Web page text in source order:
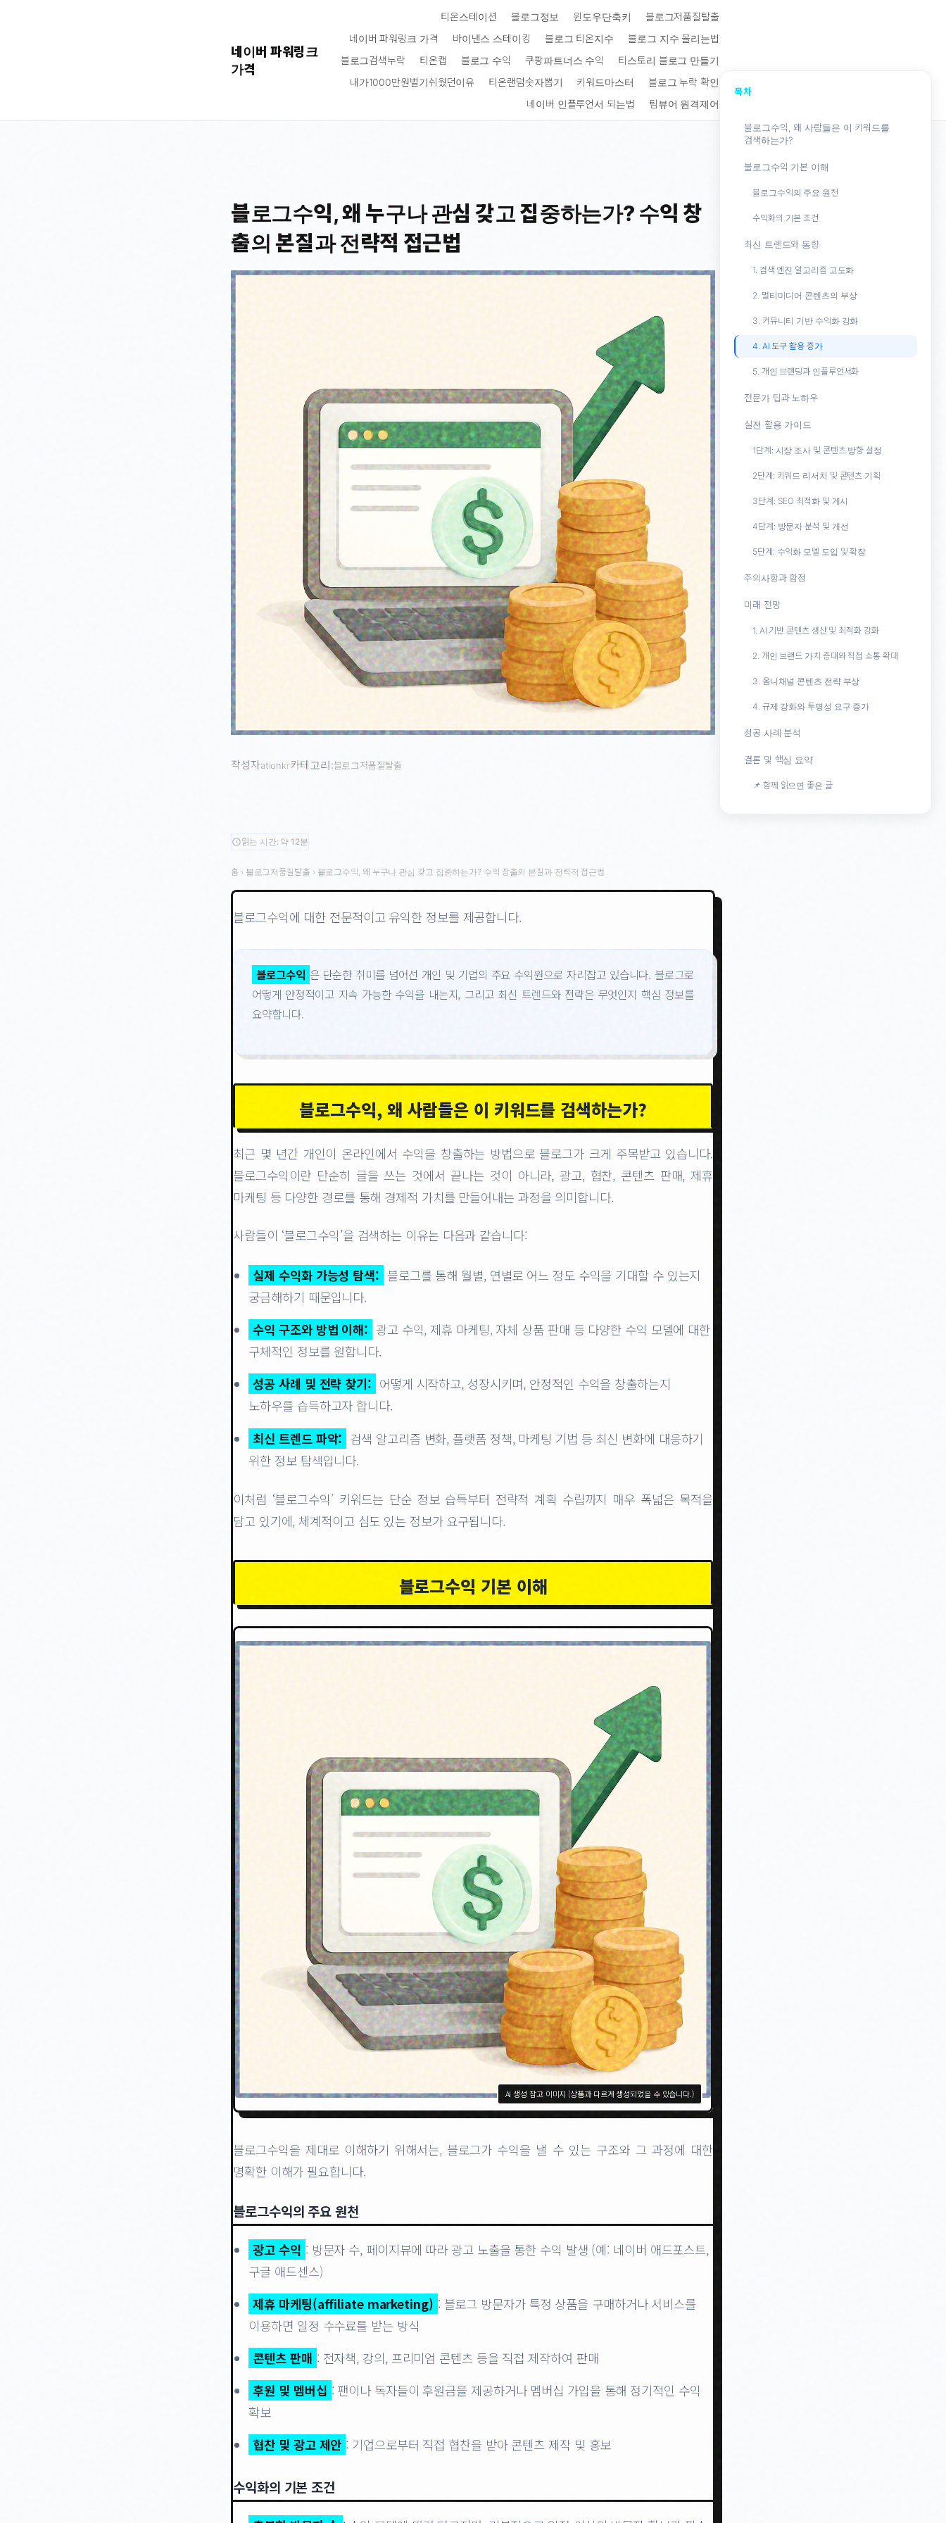
네이버 파워링크
가격
티온스테이션 블로그정보 윈도우단축키
블로그저품질탈출
네이버 파워링크 가격
바이낸스 스테이킹 블로그 티온지수
블로그 지수 올리는법
블로그검색누락
티온캡 블로그 수익 쿠팡파트너스 수익
티스토리 블로그 만들기
내가1000만원벌기쉬웠던이유
티온랜덤숫자뽑기 키워드마스터
블로그 누락 확인
네이버 인플루언서 되는법
팀뷰어 원격제어
블로그수익, 왜 누구나 관심 갖고 집중하는가? 수익 창
출의 본질과 전략적 접근법
작성자ationkr카테고리:블로그저품질탈출
schedule읽는 시간: 약 12분
홈 › 블로그저품질탈출 › 블로그수익, 왜 누구나 관심 갖고 집중하는가? 수익 창출의 본질과 전략적 접근법
블로그수익에 대한 전문적이고 유익한 정보를 제공합니다.
블로그수익 은 단순한 취미를 넘어선 개인 및 기업의 주요 수익원으로 자리잡고 있습니다. 블로그로
어떻게 안정적이고 지속 가능한 수익을 내는지, 그리고 최신 트렌드와 전략은 무엇인지 핵심 정보를
요약합니다.
블로그수익, 왜 사람들은 이 키워드를 검색하는가?
최근 몇 년간 개인이 온라인에서 수익을 창출하는 방법으로 블로그가 크게 주목받고 있습니다.
블로그수익이란 단순히 글을 쓰는 것에서 끝나는 것이 아니라, 광고, 협찬, 콘텐츠 판매, 제휴
마케팅 등 다양한 경로를 통해 경제적 가치를 만들어내는 과정을 의미합니다.
사람들이 ‘블로그수익’을 검색하는 이유는 다음과 같습니다:
실제 수익화 가능성 탐색: 블로그를 통해 월별, 연별로 어느 정도 수익을 기대할 수 있는지
궁금해하기 때문입니다.
수익 구조와 방법 이해: 광고 수익, 제휴 마케팅, 자체 상품 판매 등 다양한 수익 모델에 대한
구체적인 정보를 원합니다.
성공 사례 및 전략 찾기: 어떻게 시작하고, 성장시키며, 안정적인 수익을 창출하는지
노하우를 습득하고자 합니다.
최신 트렌드 파악: 검색 알고리즘 변화, 플랫폼 정책, 마케팅 기법 등 최신 변화에 대응하기
위한 정보 탐색입니다.
이처럼 ‘블로그수익’ 키워드는 단순 정보 습득부터 전략적 계획 수립까지 매우 폭넓은 목적을
담고 있기에, 체계적이고 심도 있는 정보가 요구됩니다.
블로그수익 기본 이해
AI 생성 참고 이미지 (상품과 다르게 생성되었을 수 있습니다.)
블로그수익을 제대로 이해하기 위해서는, 블로그가 수익을 낼 수 있는 구조와 그 과정에 대한
명확한 이해가 필요합니다.
블로그수익의 주요 원천
광고 수익 : 방문자 수, 페이지뷰에 따라 광고 노출을 통한 수익 발생 (예: 네이버 애드포스트,
구글 애드센스)
제휴 마케팅(affiliate marketing) : 블로그 방문자가 특정 상품을 구매하거나 서비스를
이용하면 일정 수수료를 받는 방식
콘텐츠 판매 : 전자책, 강의, 프리미엄 콘텐츠 등을 직접 제작하여 판매
후원 및 멤버십 : 팬이나 독자들이 후원금을 제공하거나 멤버십 가입을 통해 정기적인 수익
확보
협찬 및 광고 제안 : 기업으로부터 직접 협찬을 받아 콘텐츠 제작 및 홍보
수익화의 기본 조건
목차
블로그수익, 왜 사람들은 이 키워드를
검색하는가?
블로그수익 기본 이해
블로그수익의 주요 원천
수익화의 기본 조건
최신 트렌드와 동향
1. 검색 엔진 알고리즘 고도화
2. 멀티미디어 콘텐츠의 부상
3. 커뮤니티 기반 수익화 강화
4. AI 도구 활용 증가
5. 개인 브랜딩과 인플루언서화
전문가 팁과 노하우
실전 활용 가이드
1단계: 시장 조사 및 콘텐츠 방향 설정
2단계: 키워드 리서치 및 콘텐츠 기획
3단계: SEO 최적화 및 게시
4단계: 방문자 분석 및 개선
5단계: 수익화 모델 도입 및 확장
주의사항과 함정
미래 전망
1. AI 기반 콘텐츠 생산 및 최적화 강화
2. 개인 브랜드 가치 증대와 직접 소통 확대
3. 옴니채널 콘텐츠 전략 부상
4. 규제 강화와 투명성 요구 증가
성공 사례 분석
결론 및 핵심 요약
📌 함께 읽으면 좋은 글